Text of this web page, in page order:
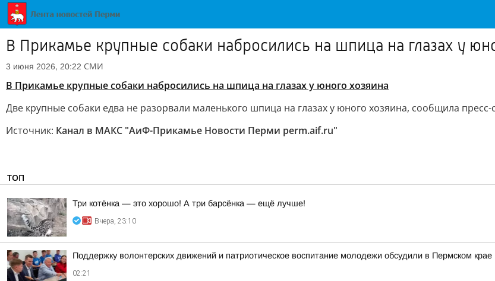
В Прикамье крупные собаки набросились на шпица на глазах у
3 июня 2026, 20:22 СМИ
В Прикамье крупные собаки набросились на шпица на глазах у юного хозяина
Две крупные собаки едва не разорвали маленького шпица на глазах у юного хозяина, сообщила
Источник: Канал в МАКС "АиФ-Прикамье Новости Перми perm.aif.ru"
ТОП
Три котёнка — это хорошо! А три барсёнка — ещё лучше!
Вчера, 23:10
Поддержку волонтерских движений и патриотическое воспитание молодежи обсудили в Пермском крае
02:21